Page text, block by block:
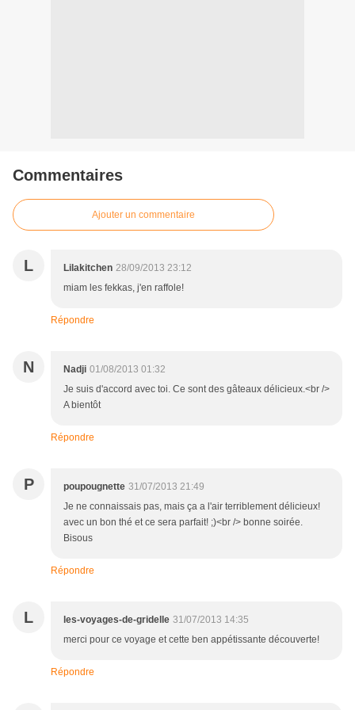
Commentaires
Ajouter un commentaire
L Lilakitchen 28/09/2013 23:12
miam les fekkas, j'en raffole!
Répondre
N Nadji 01/08/2013 01:32
Je suis d'accord avec toi. Ce sont des gâteaux délicieux.<br />
A bientôt
Répondre
P poupougnette 31/07/2013 21:49
Je ne connaissais pas, mais ça a l'air terriblement délicieux!
avec un bon thé et ce sera parfait! ;)<br /> bonne soirée.
Bisous
Répondre
L les-voyages-de-gridelle 31/07/2013 14:35
merci pour ce voyage et cette ben appétissante découverte!
Répondre